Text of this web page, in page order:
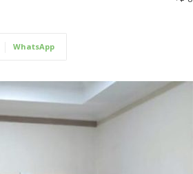
WhatsApp